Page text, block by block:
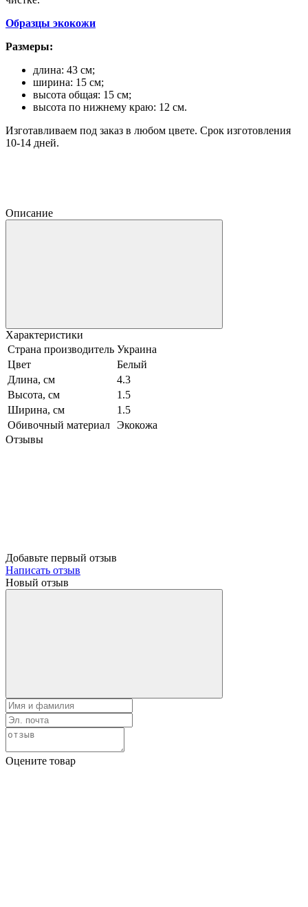
Образцы экокожи
Размеры:
длина: 43 см;
ширина: 15 см;
высота общая: 15 см;
высота по нижнему краю: 12 см.
Изготавливаем под заказ в любом цвете. Срок изготовления
10-14 дней.
Описание
Характеристики
Страна производитель Украина
Цвет
Белый
Длина, см
4.3
Высота, см
1.5
Ширина, см
1.5
Обивочный материал Экокожа
Отзывы
Добавьте первый отзыв
Написать отзыв
Новый отзыв
Оцените товар